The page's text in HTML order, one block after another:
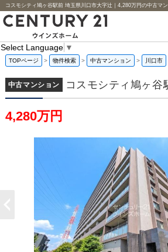
Select Language ▼
TOPページ > 物件検索 > 中古マンション > 川口市
中古マンション コスモシティ鳩ヶ谷
4,280万円